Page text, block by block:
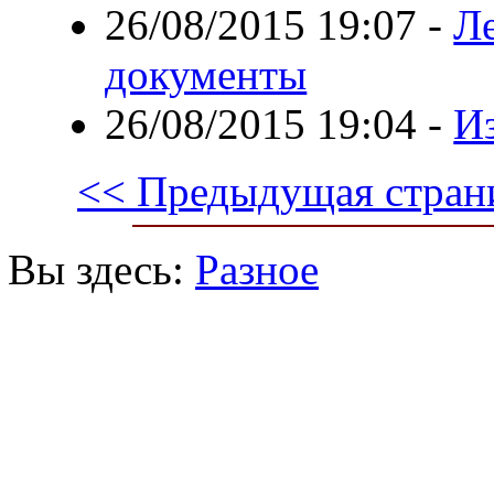
26/08/2015 19:07 -
документы
26/08/2015 19:04 -
<< Предыдущая
Вы здесь: Разное